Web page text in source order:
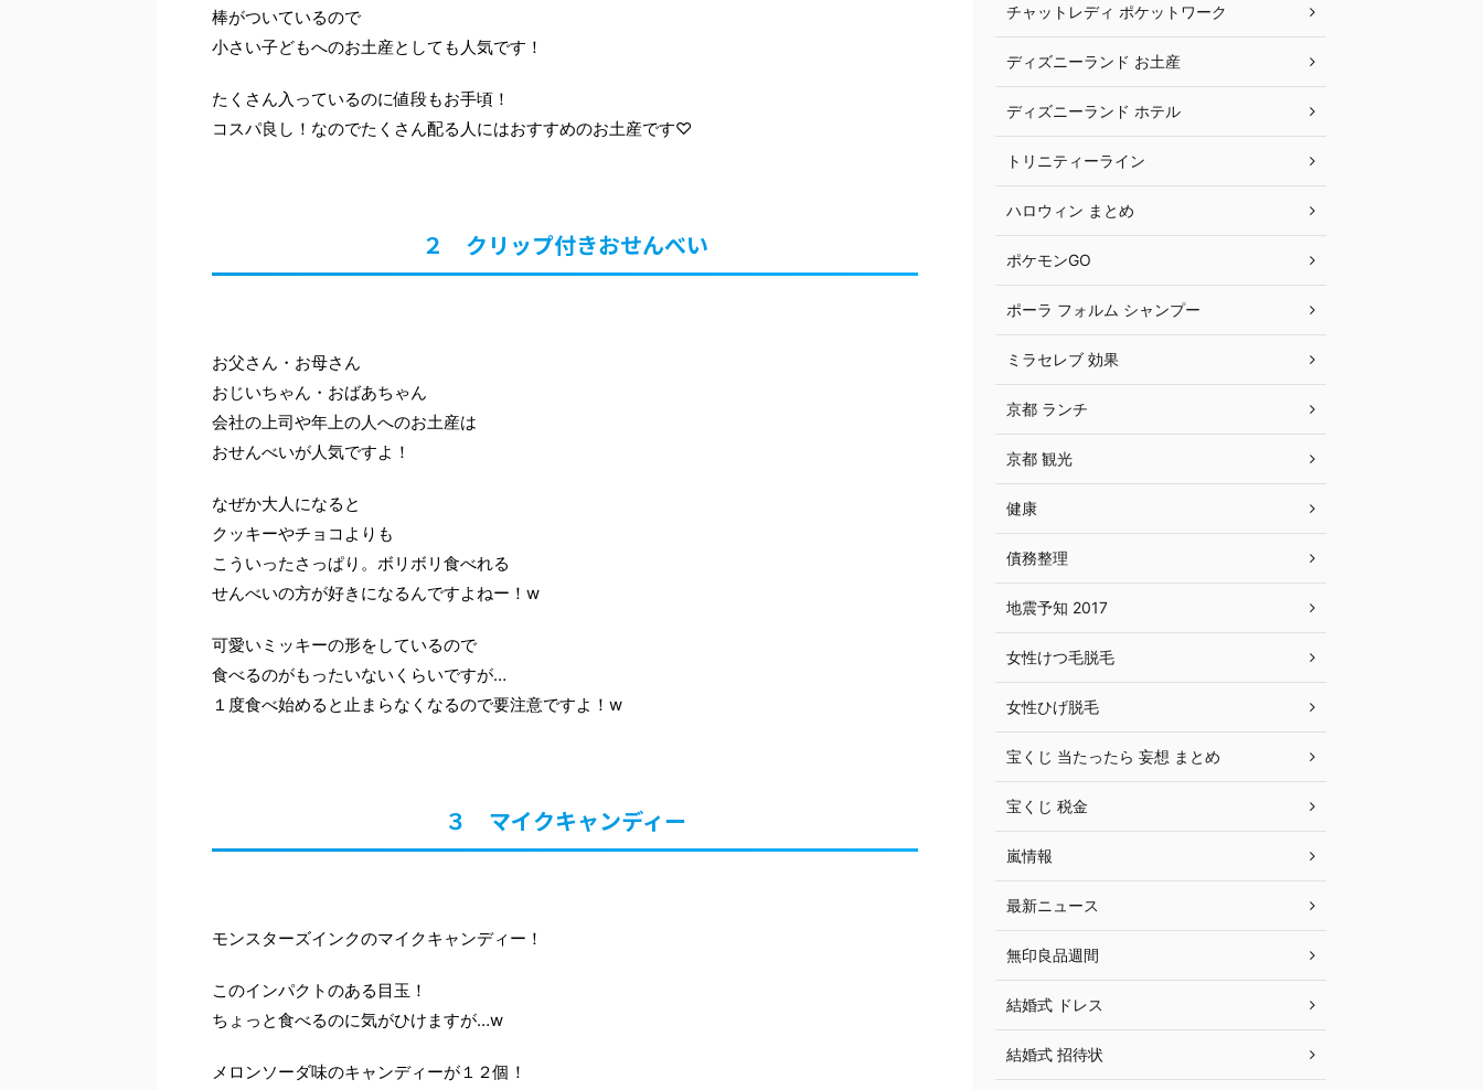
棒がついているので
小さい子どもへのお土産としても人気です！
たくさん入っているのに値段もお手頃！
コスパ良し！なのでたくさん配る人にはおすすめのお土産です♡
２ クリップ付きおせんべい
お父さん・お母さん
おじいちゃん・おばあちゃん
会社の上司や年上の人へのお土産は
おせんべいが人気ですよ！
なぜか大人になると
クッキーやチョコよりも
こういったさっぱり。ボリボリ食べれる
せんべいの方が好きになるんですよねー！w
可愛いミッキーの形をしているので
食べるのがもったいないくらいですが…
１度食べ始めると止まらなくなるので要注意ですよ！w
３ マイクキャンディー
モンスターズインクのマイクキャンディー！
このインパクトのある目玉！
ちょっと食べるのに気がひけますが…w
メロンソーダ味のキャンディーが１２個！
チャットレディ ポケットワーク
ディズニーランド お土産
ディズニーランド ホテル
トリニティーライン
ハロウィン まとめ
ポケモンGO
ポーラ フォルム シャンプー
ミラセレブ 効果
京都 ランチ
京都 観光
健康
債務整理
地震予知 2017
女性けつ毛脱毛
女性ひげ脱毛
宝くじ 当たったら 妄想 まとめ
宝くじ 税金
嵐情報
最新ニュース
無印良品週間
結婚式 ドレス
結婚式 招待状